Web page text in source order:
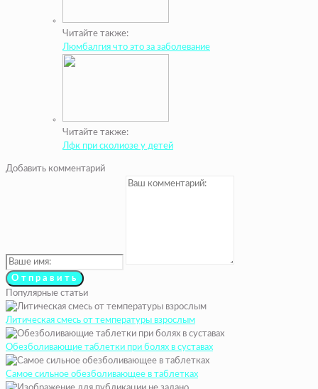
Читайте также:
Люмбалгия что это за заболевание
Читайте также:
Лфк при сколиозе у детей
Добавить комментарий
Популярные статьи
Литическая смесь от температуры взрослым
Обезболивающие таблетки при болях в суставах
Самое сильное обезболивающее в таблетках